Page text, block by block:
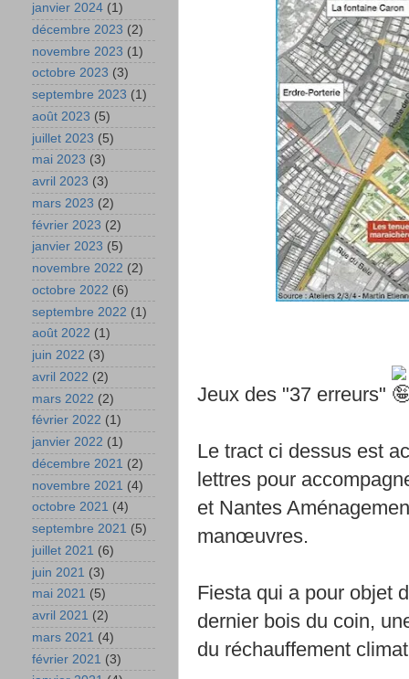
Jeux des "37 erreurs"
Le tract ci dessus est
lettres pour
et Nantes
manœuvres.
Fiesta qui a pour objet
dernier bois du coin,
du réchauffement
janvier 2024 (1)
décembre 2023 (2)
novembre 2023 (1)
octobre 2023 (3)
septembre 2023 (1)
août 2023 (5)
juillet 2023 (5)
mai 2023 (3)
avril 2023 (3)
mars 2023 (2)
février 2023 (2)
janvier 2023 (5)
novembre 2022 (2)
octobre 2022 (6)
septembre 2022 (1)
août 2022 (1)
juin 2022 (3)
avril 2022 (2)
mars 2022 (2)
février 2022 (1)
janvier 2022 (1)
décembre 2021 (2)
novembre 2021 (4)
octobre 2021 (4)
septembre 2021 (5)
juillet 2021 (6)
juin 2021 (3)
mai 2021 (5)
avril 2021 (2)
mars 2021 (4)
février 2021 (3)